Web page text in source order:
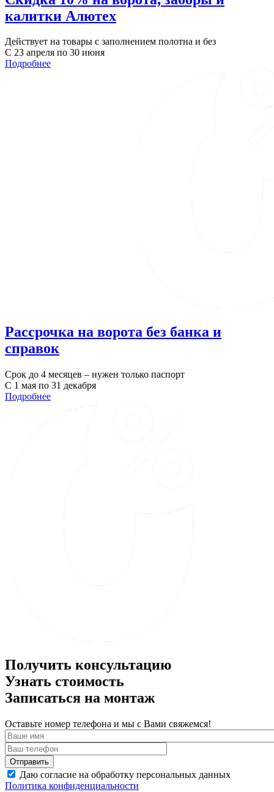
калитки Алютех
Действует на товары с заполнением полотна и без
С 23 апреля по 30 июня
Подробнее
Рассрочка на ворота без банка и
справок
Срок до 4 месяцев – нужен только паспорт
С 1 мая по 31 декабря
Подробнее
Получить консультацию
Узнать стоимость
Записаться на монтаж
Оставьте номер телефона и мы с Вами свяжемся!
Даю согласие на обработку персональных данных
Политика конфиденциальности